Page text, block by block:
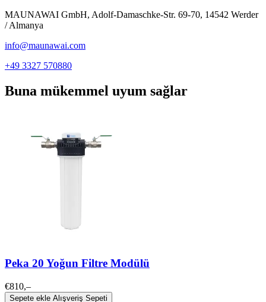
MAUNAWAI GmbH, Adolf-Damaschke-Str. 69-70, 14542 Werder
/ Almanya
info@maunawai.com
+49 3327 570880
Buna mükemmel uyum sağlar
Peka 20 Yoğun Filtre Modülü
€810,–
Sepete ekle Alışveriş Sepeti